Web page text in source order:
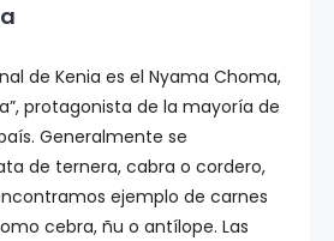
de Kenia es el Nyama Choma,
protagonista de la mayoría de
Generalmente se
de ternera, cabra o cordero,
ejemplo de carnes
cebra, ñu o antílope. Las